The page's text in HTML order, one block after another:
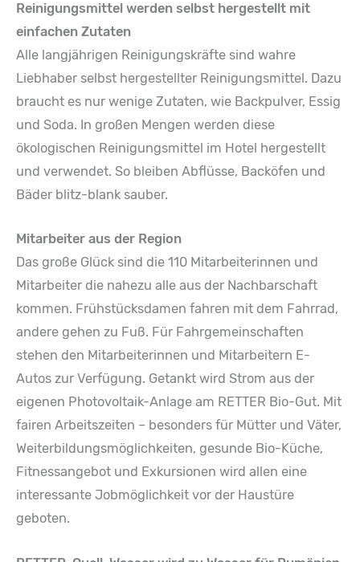
Reinigungsmittel werden selbst hergestellt mit
einfachen Zutaten
Alle langjährigen Reinigungskräfte sind wahre
Liebhaber selbst hergestellter Reinigungsmittel. Dazu
braucht es nur wenige Zutaten, wie Backpulver, Essig
und Soda. In großen Mengen werden diese
ökologischen Reinigungsmittel im Hotel hergestellt
und verwendet. So bleiben Abflüsse, Backöfen und
Bäder blitz-blank sauber.
Mitarbeiter aus der Region
Das große Glück sind die 110 Mitarbeiterinnen und
Mitarbeiter die nahezu alle aus der Nachbarschaft
kommen. Frühstücksdamen fahren mit dem Fahrrad,
andere gehen zu Fuß. Für Fahrgemeinschaften
stehen den Mitarbeiterinnen und Mitarbeitern E-
Autos zur Verfügung. Getankt wird Strom aus der
eigenen Photovoltaik-Anlage am RETTER Bio-Gut. Mit
fairen Arbeitszeiten – besonders für Mütter und Väter,
Weiterbildungsmöglichkeiten, gesunde Bio-Küche,
Fitnessangebot und Exkursionen wird allen eine
interessante Jobmöglichkeit vor der Haustüre
geboten.